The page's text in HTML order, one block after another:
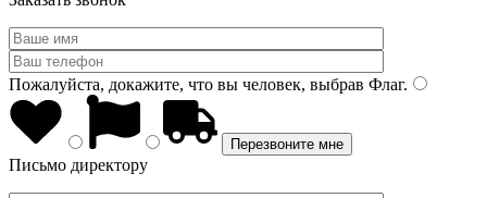
Пожалуйста, докажите, что вы человек, выбрав Флаг.
Письмо директору